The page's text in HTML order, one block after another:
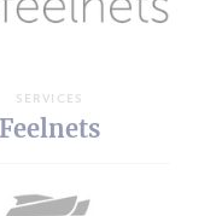
SERVICES
Feelnets